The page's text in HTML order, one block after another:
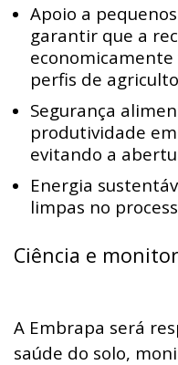
Apoio a
garantir que a
perfis de
Segurança
produtividade
evitando a
Energia
limpas no
Ciência e
A Embrapa será
saúde do solo,